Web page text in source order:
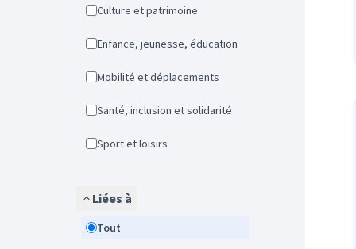
Culture et patrimoine
Enfance, jeunesse, éducation
Mobilité et déplacements
Santé, inclusion et solidarité
Sport et loisirs
Liées à
Tout